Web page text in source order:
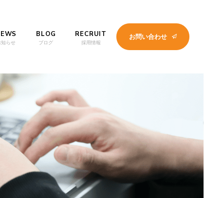
知らせ
BLOG
ブログ
RECRUIT
採用情報
お問い合わせ